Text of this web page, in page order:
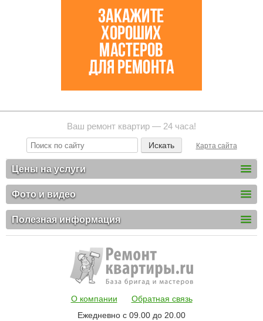
Ваш ремонт квартир — 24 часа!
Карта сайта
Цены на услуги
Фото и видео
Полезная информация
О компании
Обратная связь
Ежедневно с 09.00 до 20.00